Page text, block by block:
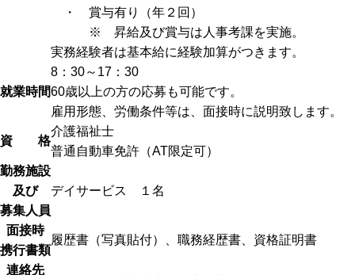
・ 賞与有り（年２回）
※ 昇給及び賞与は人事考課を実施。
実務経験者は基本給に経験加算がつきます。
就業時間
8：30～17：30
60歳以上の方の応募も可能です。
雇用形態、労働条件等は、面接時に説明致します。
資 格
介護福祉士
普通自動車免許（AT限定可）
勤務施設
及び
募集人員
デイサービス １名
面接時
携行書類
履歴書（写真貼付）、職務経歴書、資格証明書
連絡先